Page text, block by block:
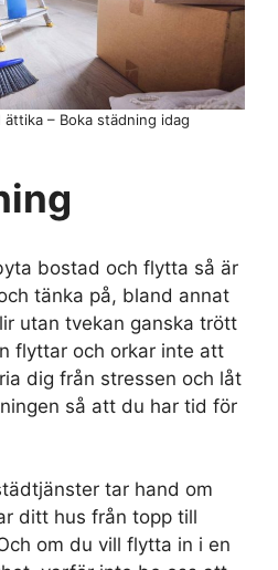
bostad och flytta så är
tänka på, bland annat
utan tvekan ganska trött
flyttar och orkar inte att
dig från stressen och låt
så att du har tid för
tar hand om
ditt hus från topp till
om du vill flytta in i en
– Boka städning idag